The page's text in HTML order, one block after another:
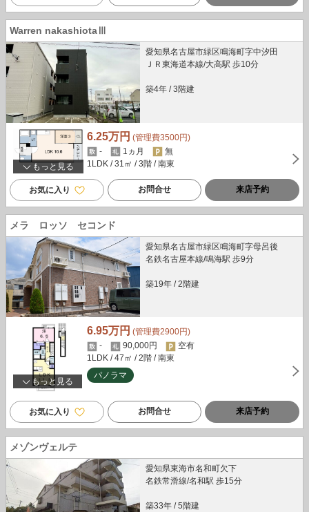
Warren nakashiotaⅢ
愛知県名古屋市緑区鳴海町字中汐田
ＪＲ東海道本線/大高駅 歩10分
築4年 / 3階建
もっと見る
6.25万円 (管理費3500円)
-
1ヵ月
無
1LDK / 31㎡ / 3階 / 南東
お気に入り お問合せ 来店予約
メラ ロッソ セコンド
愛知県名古屋市緑区鳴海町字母呂後
名鉄名古屋本線/鳴海駅 歩9分
築19年 / 2階建
もっと見る
6.95万円 (管理費2900円)
-
90,000円
空有
1LDK / 47㎡ / 2階 / 南東
パノラマ
お気に入り お問合せ 来店予約
メゾンヴェルテ
愛知県東海市名和町欠下
名鉄常滑線/名和駅 歩15分
築33年 / 5階建